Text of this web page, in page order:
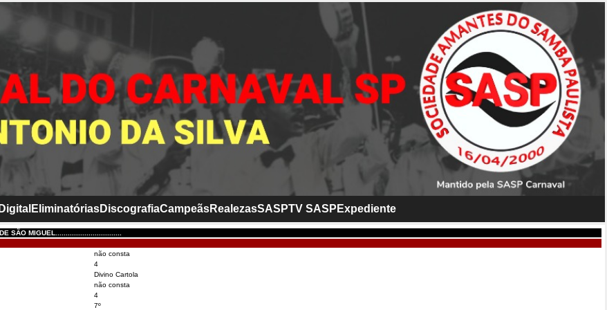
EliminatóriasDiscografiaCampeãsRealezasSASPTV SASP Expediente
SÃO MIGUEL................................
não consta
4
Divino Cartola
não consta
4
7º